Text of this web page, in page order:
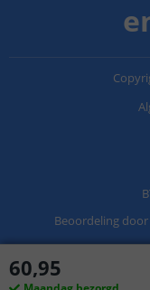
60,95
Beoordeling